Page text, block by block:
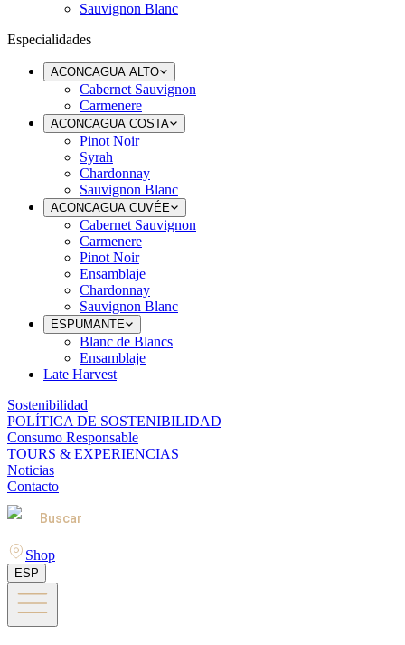
Sauvignon Blanc
Especialidades
ACONCAGUA ALTO
Cabernet Sauvignon
Carmenere
ACONCAGUA COSTA
Pinot Noir
Syrah
Chardonnay
Sauvignon Blanc
ACONCAGUA CUVÉE
Cabernet Sauvignon
Carmenere
Pinot Noir
Ensamblaje
Chardonnay
Sauvignon Blanc
ESPUMANTE
Blanc de Blancs
Ensamblaje
Late Harvest
Sostenibilidad
POLÍTICA DE SOSTENIBILIDAD
Consumo Responsable
TOURS & EXPERIENCIAS
Noticias
Contacto
Buscar
Shop
ESP